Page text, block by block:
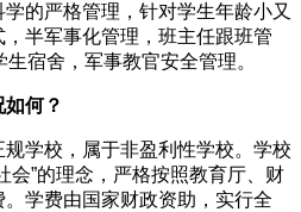
的严格管理，针对学生年龄小又
半军事化管理，班主任跟班管
宿舍，军事教官安全管理。
何？
学校，属于非盈利性学校。学校
会”的理念，严格按照教育厅、财
学费由国家财政资助，实行全